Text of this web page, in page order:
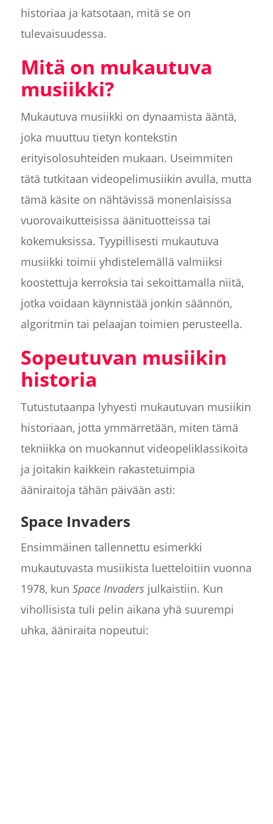
historiaa ja katsotaan, mitä se on
tulevaisuudessa.
Mitä on mukautuva
musiikki?
Mukautuva musiikki on dynaamista ääntä,
joka muuttuu tietyn kontekstin
erityisolosuhteiden mukaan. Useimmiten
tätä tutkitaan videopelimusiikin avulla, mutta
tämä käsite on nähtävissä monenlaisissa
vuorovaikutteisissa äänituotteissa tai
kokemuksissa. Tyypillisesti mukautuva
musiikki toimii yhdistelemällä valmiiksi
koostettuja kerroksia tai sekoittamalla niitä,
jotka voidaan käynnistää jonkin säännön,
algoritmin tai pelaajan toimien perusteella.
Sopeutuvan musiikin
historia
Tutustutaanpa lyhyesti mukautuvan musiikin
historiaan, jotta ymmärretään, miten tämä
tekniikka on muokannut videopeliklassikoita
ja joitakin kaikkein rakastetuimpia
ääniraitoja tähän päivään asti:
Space Invaders
Ensimmäinen tallennettu esimerkki
mukautuvasta musiikista luetteloitiin vuonna
1978, kun Space Invaders julkaistiin. Kun
vihollisista tuli pelin aikana yhä suurempi
uhka, ääniraita nopeutui: